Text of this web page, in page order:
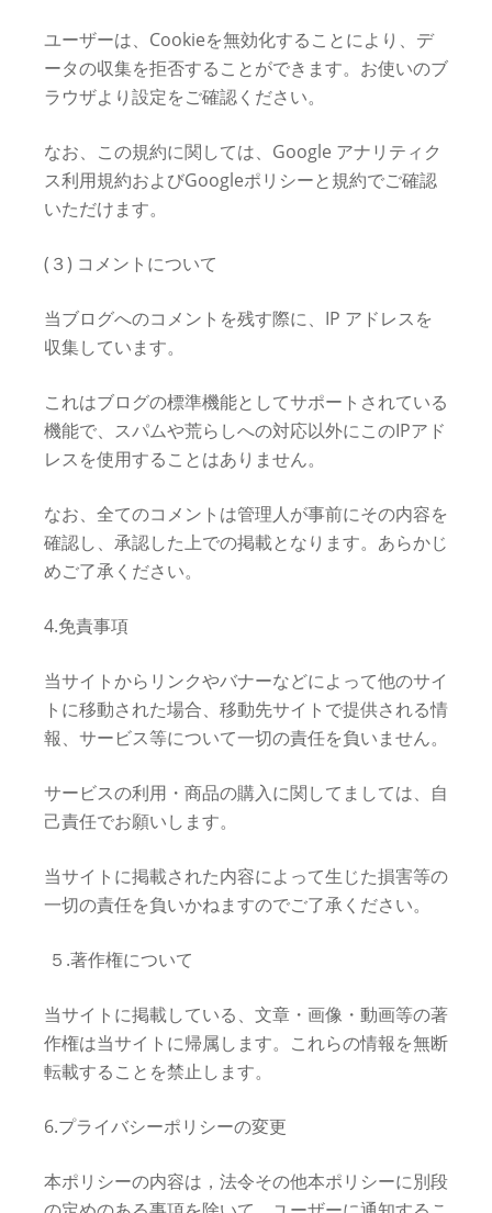
ユーザーは、Cookieを無効化することにより、デ
ータの収集を拒否することができます。お使いのブ
ラウザより設定をご確認ください。
なお、この規約に関しては、Google アナリティク
ス利用規約およびGoogleポリシーと規約でご確認
いただけます。
(３) コメントについて
当ブログへのコメントを残す際に、IP アドレスを
収集しています。
これはブログの標準機能としてサポートされている
機能で、スパムや荒らしへの対応以外にこのIPアド
レスを使用することはありません。
なお、全てのコメントは管理人が事前にその内容を
確認し、承認した上での掲載となります。あらかじ
めご了承ください。
4.免責事項
当サイトからリンクやバナーなどによって他のサイ
トに移動された場合、移動先サイトで提供される情
報、サービス等について一切の責任を負いません。
サービスの利用・商品の購入に関してましては、自
己責任でお願いします。
当サイトに掲載された内容によって生じた損害等の
一切の責任を負いかねますのでご了承ください。
５.著作権について
当サイトに掲載している、文章・画像・動画等の著
作権は当サイトに帰属します。これらの情報を無断
転載することを禁止します。
6.プライバシーポリシーの変更
本ポリシーの内容は，法令その他本ポリシーに別段